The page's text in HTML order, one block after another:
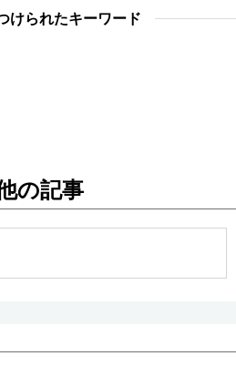
公式SNS
けられたキーワード
の記事